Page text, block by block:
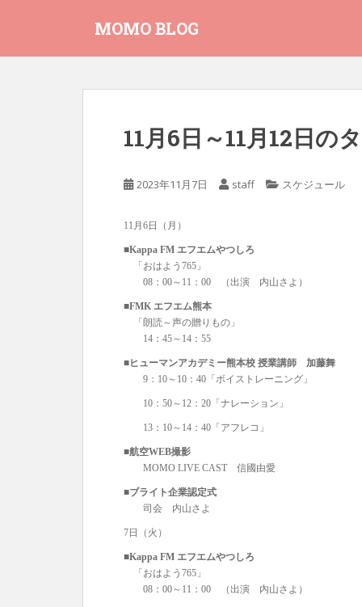
MOMO BLOG
11月6日～11月12日の
2023年11月7日 staff スケジュール
11月6日（月）
■Kappa FM エフエムやつしろ
「おはよう765」
08：00～11：00 （出演 内山さよ）
■FMK エフエム熊本
「朗読～声の贈りもの」
14：45～14：55
■ヒューマンアカデミー熊本校 授業講師 加藤舞
9：10～10：40「ボイストレーニング」
10：50～12：20「ナレーション」
13：10～14：40「アフレコ」
■航空WEB撮影
MOMO LIVE CAST 信國由愛
■ブライト企業認定式
司会 内山さよ
7日（火）
■Kappa FM エフエムやつしろ
「おはよう765」
08：00～11：00 （出演 内山さよ）